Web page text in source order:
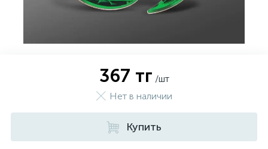
367 тг /шт
Нет в наличии
Купить